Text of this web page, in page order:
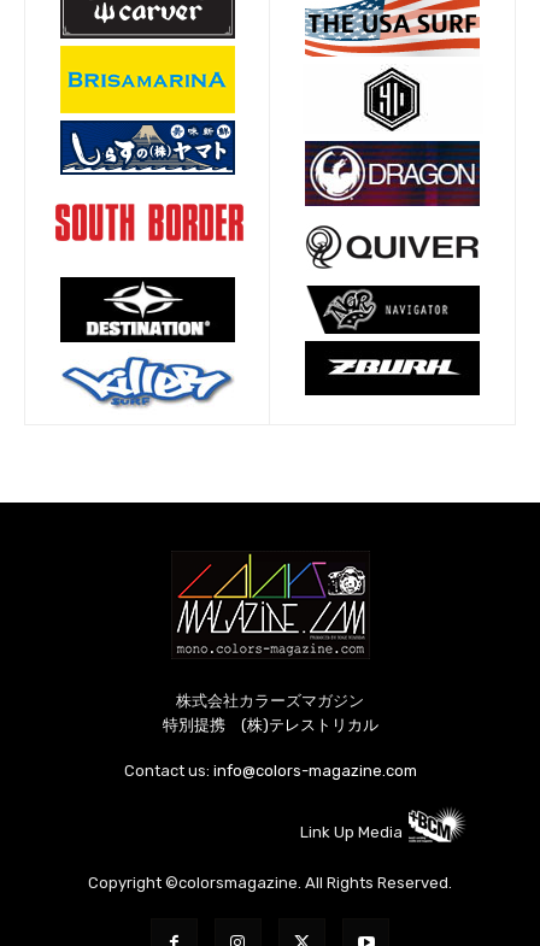
株式会社カラーズマガジン
特別提携 (株)テレストリカル
Contact us: info@colors-magazine.com
Link Up Media
Copyright ©colorsmagazine. All Rights Reserved.